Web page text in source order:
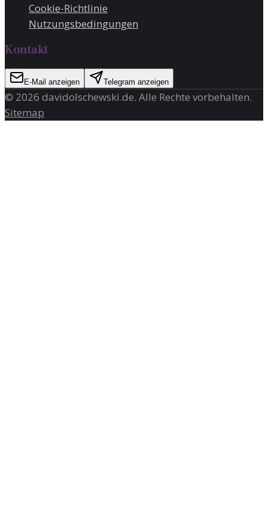
Cookie-Richtlinie
Nutzungsbedingungen
Kontakt
E-Mail anzeigen Telegram anzeigen
© 2026 davidolschewski.de. Alle Rechte vorbehalten.
Sitemap